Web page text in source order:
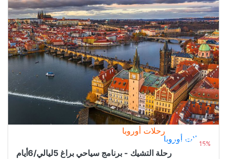
15%
رحلات أوروبا
من
2.000﷼
رحلات أوروبا
رحلة التشيك - برنامج سياحي براغ 5ليالي/6أيام